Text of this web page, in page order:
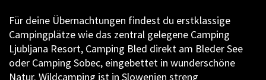
Für deine Übernachtungen findest du erstklassige
Campingplätze wie das zentral gelegene Camping
Ljubljana Resort, Camping Bled direkt am Bleder See
oder Camping Sobec, eingebettet in wunderschöne
Natur. Wildcamping ist in Slowenien streng